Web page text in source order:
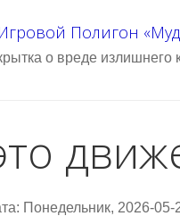
Игровой Полигон
о вреде излишнего
Понедельник, 2026-